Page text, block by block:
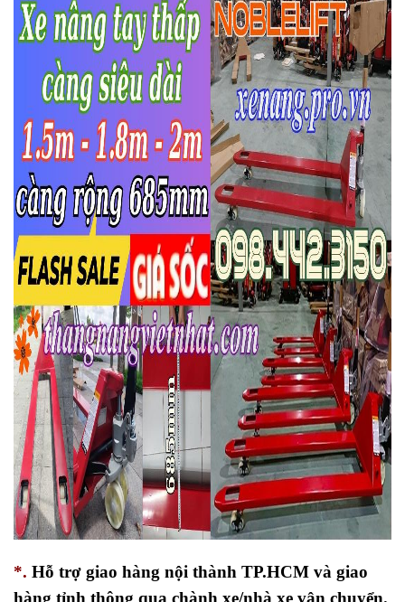
*. Hỗ trợ giao hàng nội thành TP.HCM và giao
hàng tỉnh thông qua chành xe/nhà xe vận chuyển.